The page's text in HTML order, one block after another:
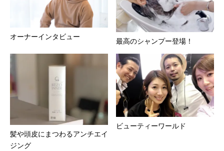
オーナーインタビュー
最高のシャンプー登場！
髪や頭皮にまつわるアンチエイ
ジング
ビューティーワールド